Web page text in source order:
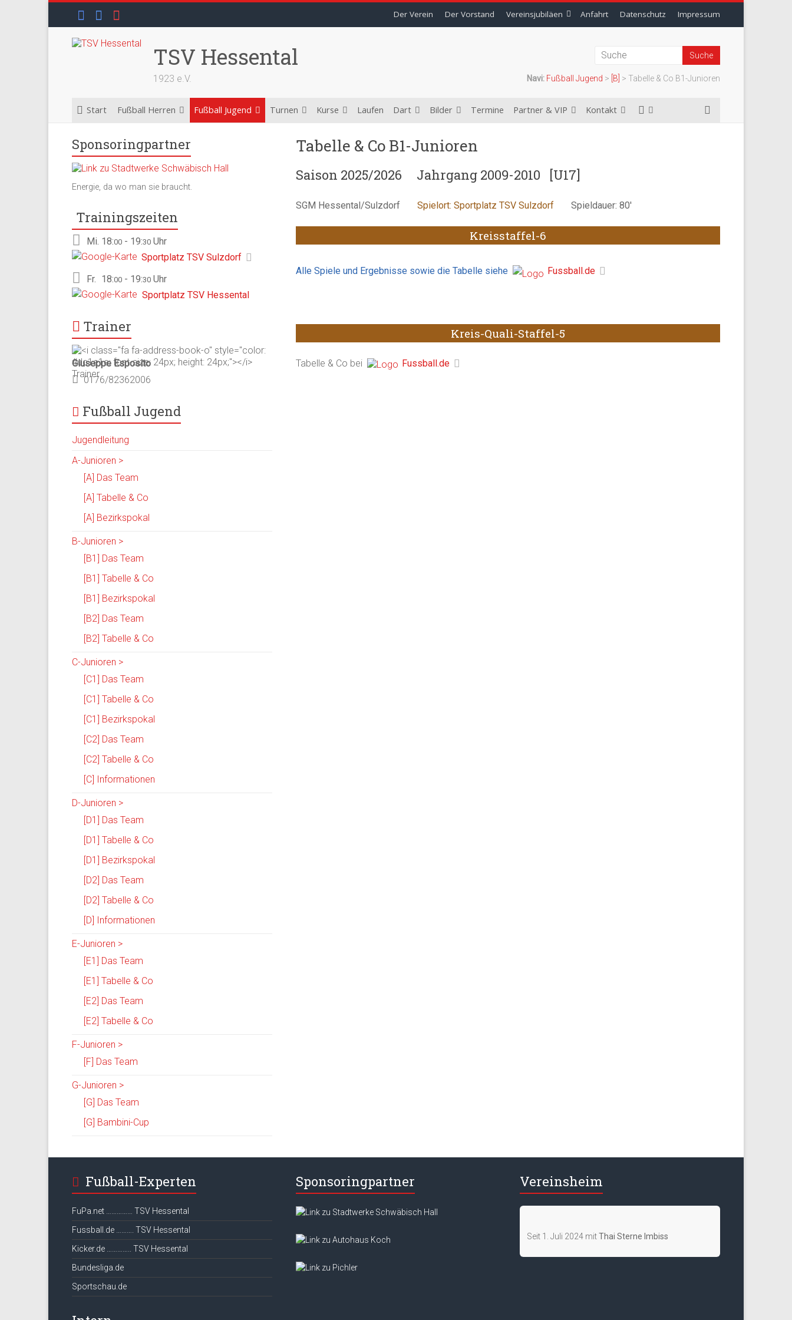
content
Der Verein Der Vorstand Vereinsjubiläen Anfahrt Datenschutz Impressum
TSV Hessental
1923 e.V. Navi: Fußball Jugend > [B] > Tabelle & Co B1-Junioren
Start Fußball Herren Fußball Jugend Turnen Kurse Laufen Dart Bilder Termine Partner & VIP Kontakt
Tabelle & Co B1-Junioren
Saison 2025/2026 Jahrgang 2009-2010 [U17]
SGM Hessental/Sulzdorf Spielort: Sportplatz TSV Sulzdorf Spieldauer: 80′
Kreisstaffel-6
Alle Spiele und Ergebnisse sowie die Tabelle siehe Fussball.de
Kreis-Quali-Staffel-5
Tabelle & Co bei Fussball.de
Sponsoringpartner
Energie, da wo man sie braucht.
Trainingszeiten
Mi. 18:00 - 19:30 Uhr
Sportplatz TSV Sulzdorf
Fr.
18:00 - 19:30 Uhr
Sportplatz TSV Hessental
Trainer
Giuseppe Esposito
0176/82362006
Fußball Jugend
Jugendleitung
A-Junioren >
[A] Das Team
[A] Tabelle & Co
[A] Bezirkspokal
B-Junioren >
[B1] Das Team
[B1] Tabelle & Co
[B1] Bezirkspokal
[B2] Das Team
[B2] Tabelle & Co
C-Junioren >
[C1] Das Team
[C1] Tabelle & Co
[C1] Bezirkspokal
[C2] Das Team
[C2] Tabelle & Co
[C] Informationen
D-Junioren >
[D1] Das Team
[D1] Tabelle & Co
[D1] Bezirkspokal
[D2] Das Team
[D2] Tabelle & Co
[D] Informationen
E-Junioren >
[E1] Das Team
[E1] Tabelle & Co
[E2] Das Team
[E2] Tabelle & Co
F-Junioren >
[F] Das Team
G-Junioren >
[G] Das Team
[G] Bambini-Cup
Fußball-Experten
FuPa.net …………… TSV Hessental
Fussball.de ………. TSV Hessental
Kicker.de ………….. TSV Hessental
Bundesliga.de
Sportschau.de
Sponsoringpartner Vereinsheim
Seit 1. Juli 2024 mitThai Sterne Imbiss